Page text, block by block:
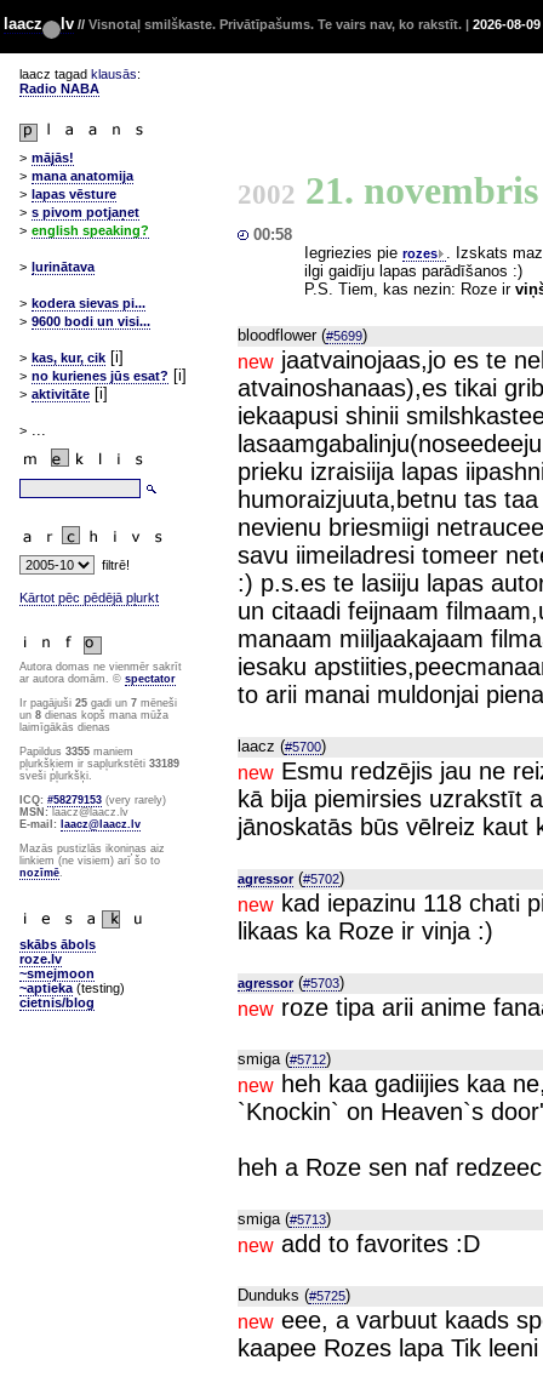
laacz lv // Visnotaļ smilškaste. Privātīpašums. Te vairs nav, ko rakstīt. | 2026-08-
laacz tagad klausās:
Radio NABA
> mājās!
> mana anatomija
> lapas vēsture
> s pivom potjaņet
> english speaking?
> ļurinātava
> kodera sievas pi...
> 9600 bodi un visi...
> kas, kur, cik [i]
> no kurienes jūs esat? [i]
> aktivitāte [i]
> ...
Kārtot pēc pēdējā pļurkt
Autora domas ne vienmēr sakrīt
ar autora domām. © spectator
Ir pagājuši 25 gadi un 7 mēneši
un 8 dienas kopš mana mūža
laimīgākās dienas
Papildus 3355 maniem
pļurkšķiem ir sapļurkstēti 33189
sveši pļurkšķi.
ICQ: #58279153 (very rarely)
MSN: laacz@laacz.lv
E-mail:
laacz@laacz.lv
Mazās pustizlās ikoniņas aiz
linkiem (ne visiem) arī šo to
nozīmē.
skābs ābols
roze.lv
~smejmoon
~aptieka (testing)
cietnis/blog
2002 21.
00:58
Iegriezies pie rozes
. Izskats
ilgi gaidīju lapas parādīšanos :)
P.S. Tiem, kas nezin: Roze ir
bloodflower (#5699)
new jaatvainojaas,jo es te
atvainoshanaas),es tikai
iekaapusi shinii
prieku izraisiija lapas
humoraizjuuta,betnu tas
nevienu briesmiigi
savu iimeiladresi tomeer
:) p.s.es te lasiiju lapas
un citaadi feijnaam
manaam miiljaakajaam
iesaku
to arii manai muldonjai
laacz (#5700)
new Esmu redzējis jau ne
kā bija piemirsies uzrakstīt
jānoskatās būs vēlreiz kaut
agressor(#5702)
new kad iepazinu 118 chati
likaas ka Roze ir vinja :)
agressor(#5703)
new roze tipa arii anime
smiga (#5712)
new heh kaa gadiijies kaa
`Knockin` on Heaven`s
heh a Roze sen naf
smiga (#5713)
new add to favorites :D
Dunduks (#5725)
new eee, a varbuut kaads
kaapee Rozes lapa Tik